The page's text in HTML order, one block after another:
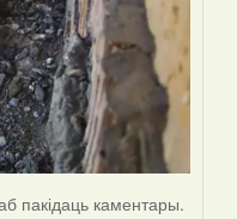
пакідаць каментары.